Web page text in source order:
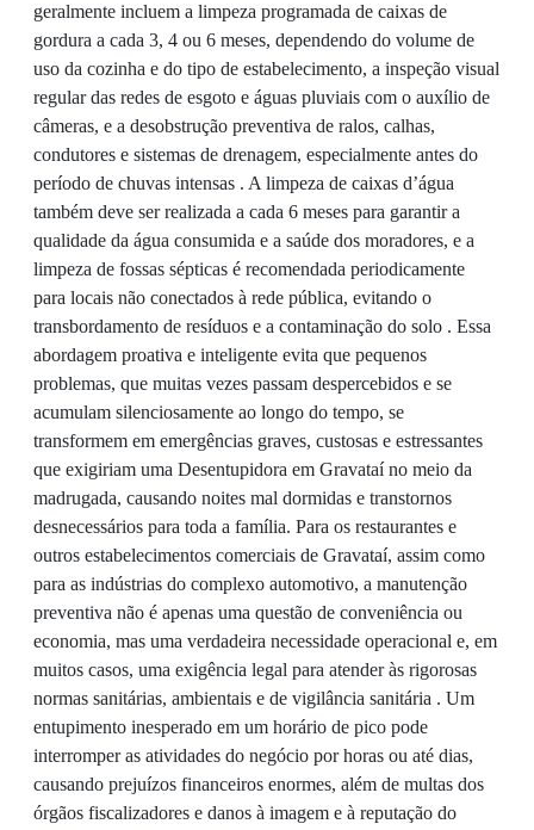
geralmente incluem a limpeza programada de caixas de
gordura a cada 3, 4 ou 6 meses, dependendo do volume de
uso da cozinha e do tipo de estabelecimento, a inspeção visual
regular das redes de esgoto e águas pluviais com o auxílio de
câmeras, e a desobstrução preventiva de ralos, calhas,
condutores e sistemas de drenagem, especialmente antes do
período de chuvas intensas . A limpeza de caixas d’água
também deve ser realizada a cada 6 meses para garantir a
qualidade da água consumida e a saúde dos moradores, e a
limpeza de fossas sépticas é recomendada periodicamente
para locais não conectados à rede pública, evitando o
transbordamento de resíduos e a contaminação do solo . Essa
abordagem proativa e inteligente evita que pequenos
problemas, que muitas vezes passam despercebidos e se
acumulam silenciosamente ao longo do tempo, se
transformem em emergências graves, custosas e estressantes
que exigiriam uma Desentupidora em Gravataí no meio da
madrugada, causando noites mal dormidas e transtornos
desnecessários para toda a família. Para os restaurantes e
outros estabelecimentos comerciais de Gravataí, assim como
para as indústrias do complexo automotivo, a manutenção
preventiva não é apenas uma questão de conveniência ou
economia, mas uma verdadeira necessidade operacional e, em
muitos casos, uma exigência legal para atender às rigorosas
normas sanitárias, ambientais e de vigilância sanitária . Um
entupimento inesperado em um horário de pico pode
interromper as atividades do negócio por horas ou até dias,
causando prejuízos financeiros enormes, além de multas dos
órgãos fiscalizadores e danos à imagem e à reputação do